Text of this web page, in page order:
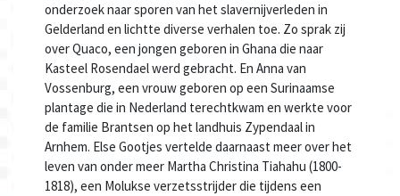
onderzoek naar sporen van het slavernijverleden in
Gelderland en lichtte diverse verhalen toe. Zo sprak zij
over Quaco, een jongen geboren in Ghana die naar
Kasteel Rosendael werd gebracht. En Anna van
Vossenburg, een vrouw geboren op een Surinaamse
plantage die in Nederland terechtkwam en werkte voor
de familie Brantsen op het landhuis Zypendaal in
Arnhem. Else Gootjes vertelde daarnaast meer over het
leven van onder meer Martha Christina Tiahahu (1800-
1818), een Molukse verzetsstrijder die tijdens een